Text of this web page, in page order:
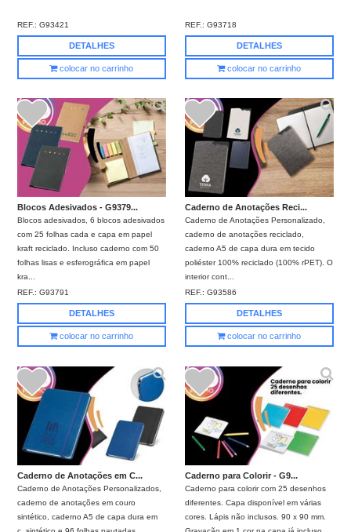
REF.:G93421
DETALHES
colocar no carrinho
REF.:G93718
DETALHES
colocar no carrinho
Blocos Adesivados - G9379...
Blocos adesivados, 6 blocos adesivados
com 25 folhas cada e capa em papel
kraft reciclado. Incluso caderno com 50
folhas lisas e esferográfica em papel
kra...
REF.:G93791
DETALHES
colocar no carrinho
Caderno de Anotações Reci...
Caderno de Anotações Personalizado,
caderno de anotações reciclado,
caderno A5 de capa dura em tecido
poliéster 100% reciclado (100% rPET). O
interior cont...
REF.:G93586
DETALHES
colocar no carrinho
Caderno de Anotações em C...
Caderno de Anotações Personalizados,
caderno de anotações em couro
sintético, caderno A5 de capa dura em
Caderno para Colorir - G9...
Caderno para colorir com 25 desenhos
diferentes. Capa disponível em várias
cores. Lápis não inclusos. 90 x 90 mm.